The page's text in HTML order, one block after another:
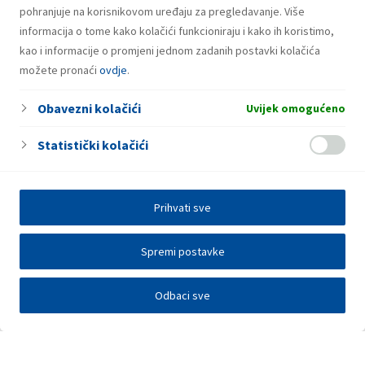
pohranjuje na korisnikovom uređaju za pregledavanje. Više
informacija o tome kako kolačići funkcioniraju i kako ih koristimo,
kao i informacije o promjeni jednom zadanih postavki kolačića
možete pronaći ovdje.
Obavezni kolačići Uvijek omogućeno
Statistički kolačići
Odbaci sve
Spremi postavke
Prihvati sve